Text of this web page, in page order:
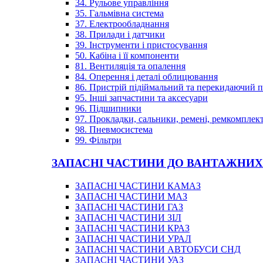
34. Рульове управління
35. Гальмівна система
37. Електрообладнання
38. Прилади і датчики
39. Інструменти і пристосування
50. Кабіна і її компоненти
81. Вентиляція та опалення
84. Оперення і деталі облицювання
86. Пристрій підіймальний та перекидаючий
95. Інші запчастини та аксесуари
96. Підшипники
97. Прокладки, сальники, ремені,
98. Пневмосистема
99. Фільтри
ЗАПАСНІ ЧАСТИНИ ДО
ЗАПАСНІ ЧАСТИНИ КАМАЗ
ЗАПАСНІ ЧАСТИНИ МАЗ
ЗАПАСНІ ЧАСТИНИ ГАЗ
ЗАПАСНІ ЧАСТИНИ ЗІЛ
ЗАПАСНІ ЧАСТИНИ КРАЗ
ЗАПАСНІ ЧАСТИНИ УРАЛ
ЗАПАСНІ ЧАСТИНИ АВТОБУСИ СНД
ЗАПАСНІ ЧАСТИНИ УАЗ